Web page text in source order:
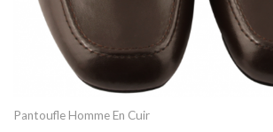
Pantoufle Homme En Cuir